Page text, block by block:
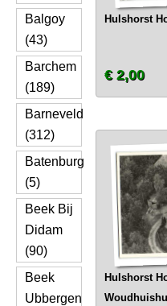
Balgoy
(43)
Barchem
(189)
Barneveld
(312)
Batenburg
(5)
Beek Bij
Didam
(90)
Beek
Ubbergen
Hulshorst
€ 2,00
Hulshorst